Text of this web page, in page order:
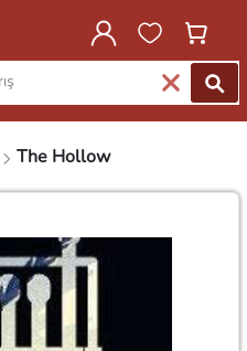
The Hollow